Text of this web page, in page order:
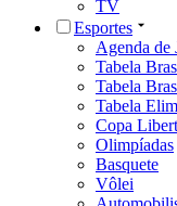
TV
Esportes
Agenda de
Tabela
Tabela
Tabela
Copa
Olimpíadas
Basquete
Vôlei